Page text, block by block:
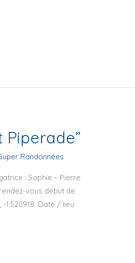
Piperade”
Randonnées
: Sophie – Pierre
vous début de
-1.520918. Date / lieu